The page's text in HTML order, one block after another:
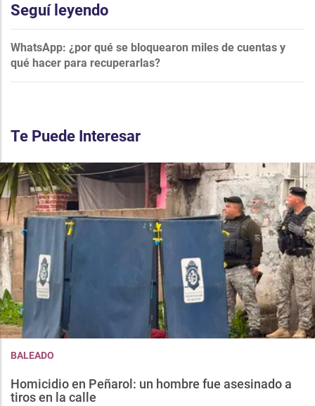
Seguí leyendo
WhatsApp: ¿por qué se bloquearon miles de cuentas y
qué hacer para recuperarlas?
Te Puede Interesar
BALEADO
Homicidio en Peñarol: un hombre fue asesinado a
tiros en la calle